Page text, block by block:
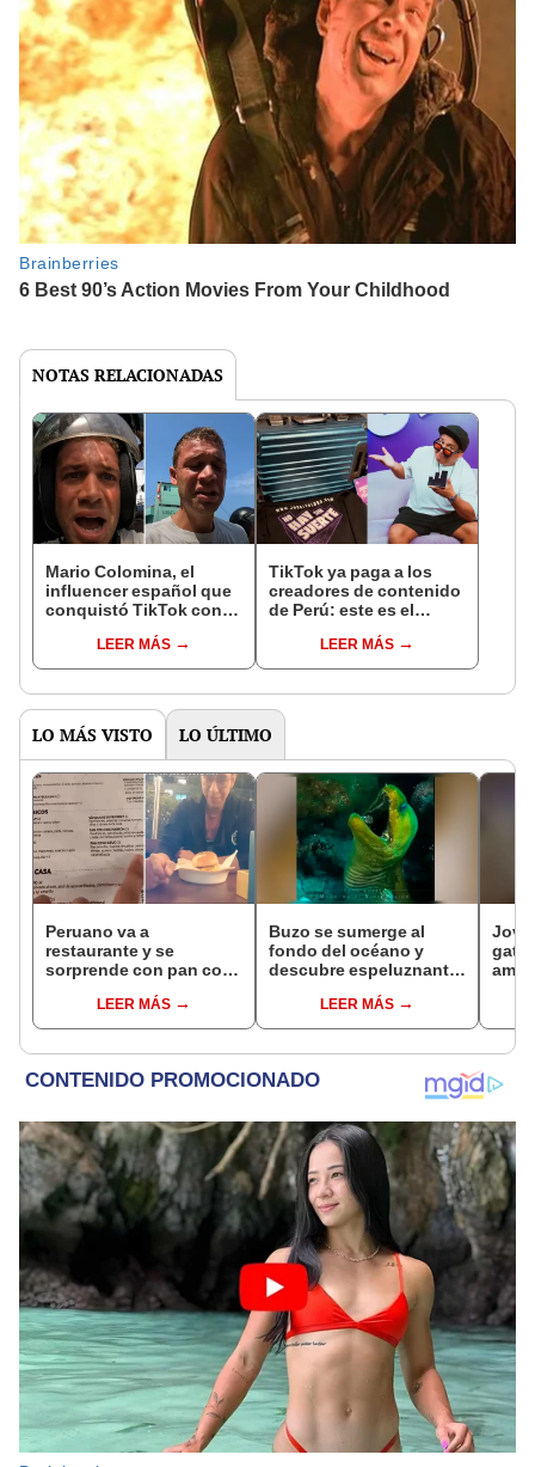
NOTAS RELACIONADAS
Mario Colomina, el
influencer español que
conquistó TikTok con
"Mi amor nació por la
gastronomía"
LEER MÁS
TikTok ya paga a los
creadores de contenido
de Perú: este es el
llegar a cobrar por 1.000
vistas
LEER MÁS
LO MÁS VISTO LO ÚLTIMO
Peruano va a
restaurante y se
sorprende con pan con
"Faltó su quinua con
yapa"
LEER MÁS
Buzo se sumerge al
fondo del océano y
descubre espeluznante
miles [VIDEO]
LEER MÁS